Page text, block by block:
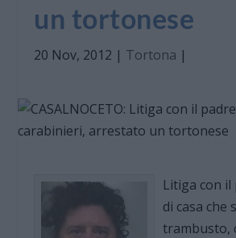
un tortonese
20 Nov, 2012 | Tortona |
Litiga con il
di casa che
trambusto,